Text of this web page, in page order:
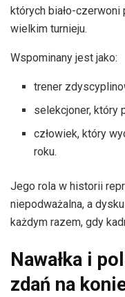
których biało-
wielkim turnieju.
Wspominany jest jako:
trener
selekcjoner, który
człowiek, który
roku.
Jego rola w historii
niepodważalna, a
każdym razem, gdy
Nawałka i
zdań na